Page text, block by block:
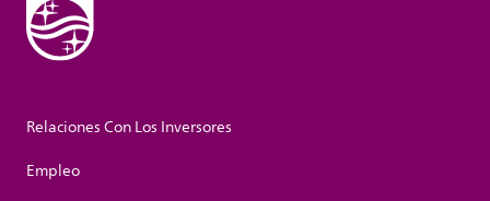
Relaciones Con Los Inversores
Empleo